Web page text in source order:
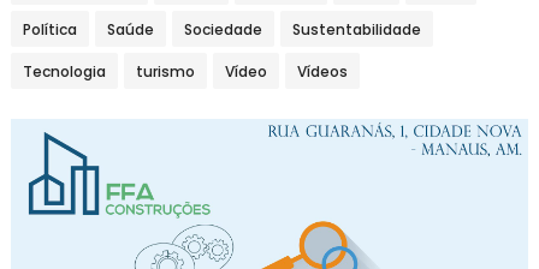
Política Saúde Sociedade Sustentabilidade
Tecnologia turismo Vídeo Vídeos